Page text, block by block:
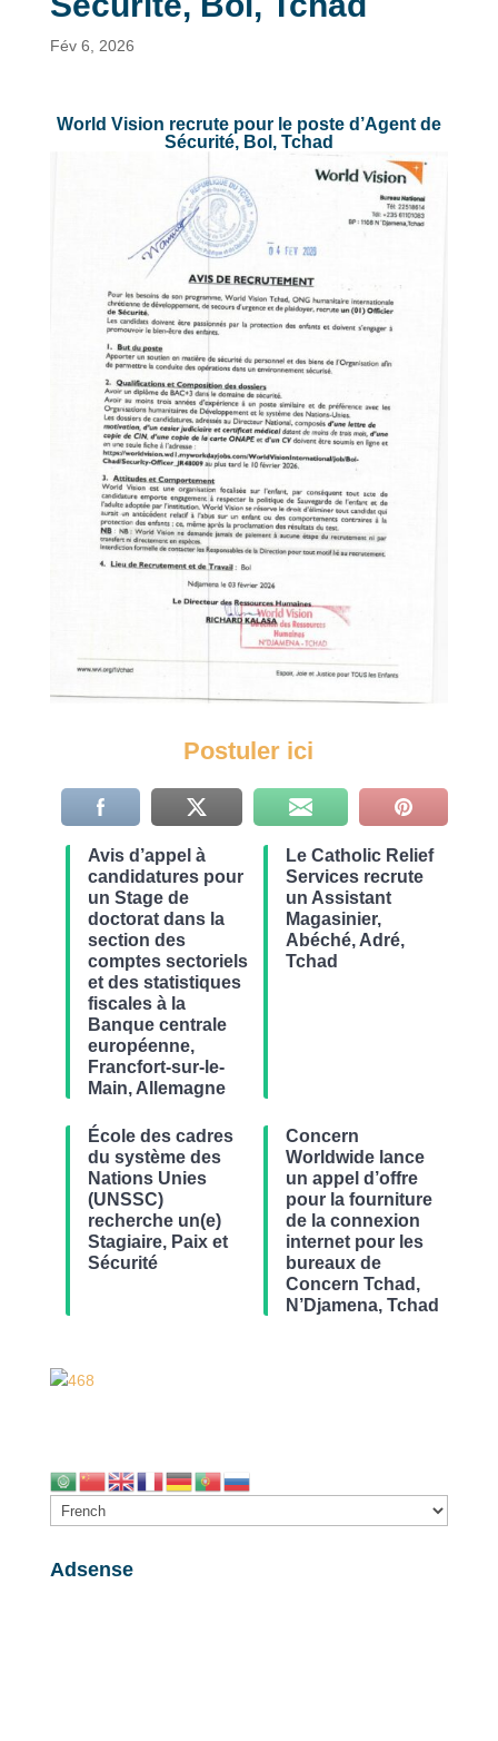
Fév 6, 2026
World Vision recrute pour le poste d’Agent de
Sécurité, Bol, Tchad
Postuler ici
Avis d’appel à
candidatures pour
un Stage de
doctorat dans la
section des
comptes sectoriels
et des statistiques
fiscales à la
Banque centrale
européenne,
Francfort-sur-le-
Main, Allemagne
Le Catholic Relief
Services recrute
un Assistant
Magasinier,
Abéché, Adré,
Tchad
École des cadres
du système des
Nations Unies
(UNSSC)
recherche un(e)
Stagiaire, Paix et
Sécurité
Concern
Worldwide lance
un appel d’offre
pour la fourniture
de la connexion
internet pour les
bureaux de
Concern Tchad,
N’Djamena, Tchad
Adsense